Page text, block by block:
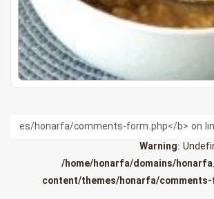
Warning:
/home/honarfa/domains/
content/themes/honarfa/